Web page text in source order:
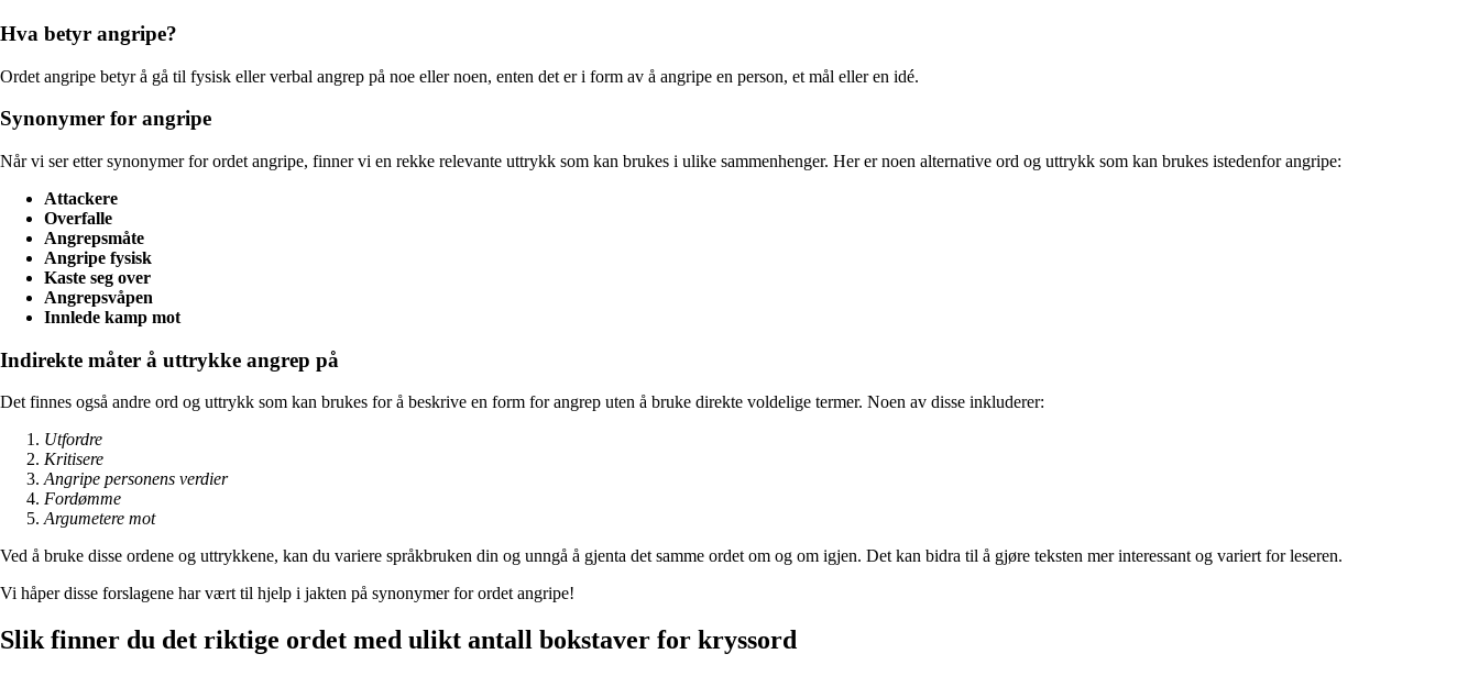
Hva betyr angripe?
Ordet angripe betyr å gå til fysisk eller verbal angrep på noe eller noen, enten det er i form av å angripe en person, et mål eller en idé.
Synonymer for angripe
Når vi ser etter synonymer for ordet angripe, finner vi en rekke relevante uttrykk som kan brukes i ulike sammenhenger. Her er noen alternative ord og uttrykk som kan brukes istedenfor angripe:
Attackere
Overfalle
Angrepsmåte
Angripe fysisk
Kaste seg over
Angrepsvåpen
Innlede kamp mot
Indirekte måter å uttrykke angrep på
Det finnes også andre ord og uttrykk som kan brukes for å beskrive en form for angrep uten å bruke direkte voldelige termer. Noen av disse inkluderer:
Utfordre
Kritisere
Angripe personens verdier
Fordømme
Argumetere mot
Ved å bruke disse ordene og uttrykkene, kan du variere språkbruken din og unngå å gjenta det samme ordet om og om igjen. Det kan bidra til å gjøre teksten mer interessant og variert for leseren.
Vi håper disse forslagene har vært til hjelp i jakten på synonymer for ordet angripe!
Slik finner du det riktige ordet med ulikt antall bokstaver for kryssord